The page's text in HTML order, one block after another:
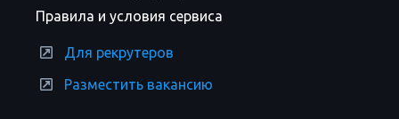
Правила и условия сервиса
Для рекрутеров
Разместить вакансию